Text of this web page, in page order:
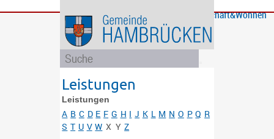
Bürgerservice
GemeindeBildung
und
Soziales
Rathaus
und
Politik
Wirtschaft&Wohnen
Leistungen
Leistungen
A B C D E F G H I J K L M N O P Q R
S T U V W X Y Z